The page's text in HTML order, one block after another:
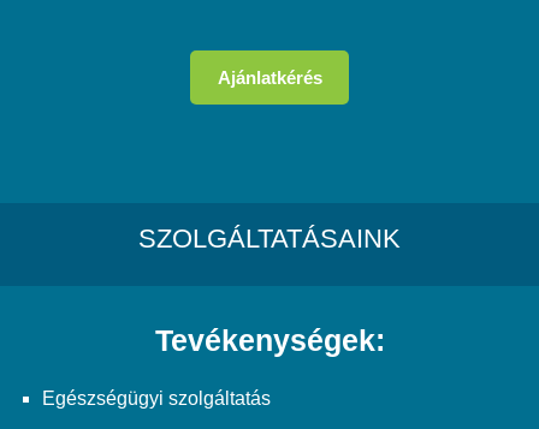
Ajánlatkérés
SZOLGÁLTATÁSAINK
Tevékenységek:
Egészségügyi szolgáltatás